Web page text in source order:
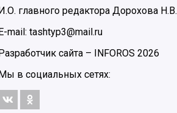
главного редактора Дорохова Н.В.
mail: tashtyp3@mail.ru
сайта – INFOROS 2026
в социальных сетях: